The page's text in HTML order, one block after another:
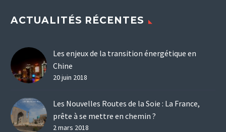
ACTUALITÉS RÉCENTES
Les enjeux de la transition énergétique en
Chine
20 juin 2018
Les Nouvelles Routes de la Soie : La France,
prête à se mettre en chemin ?
2 mars 2018